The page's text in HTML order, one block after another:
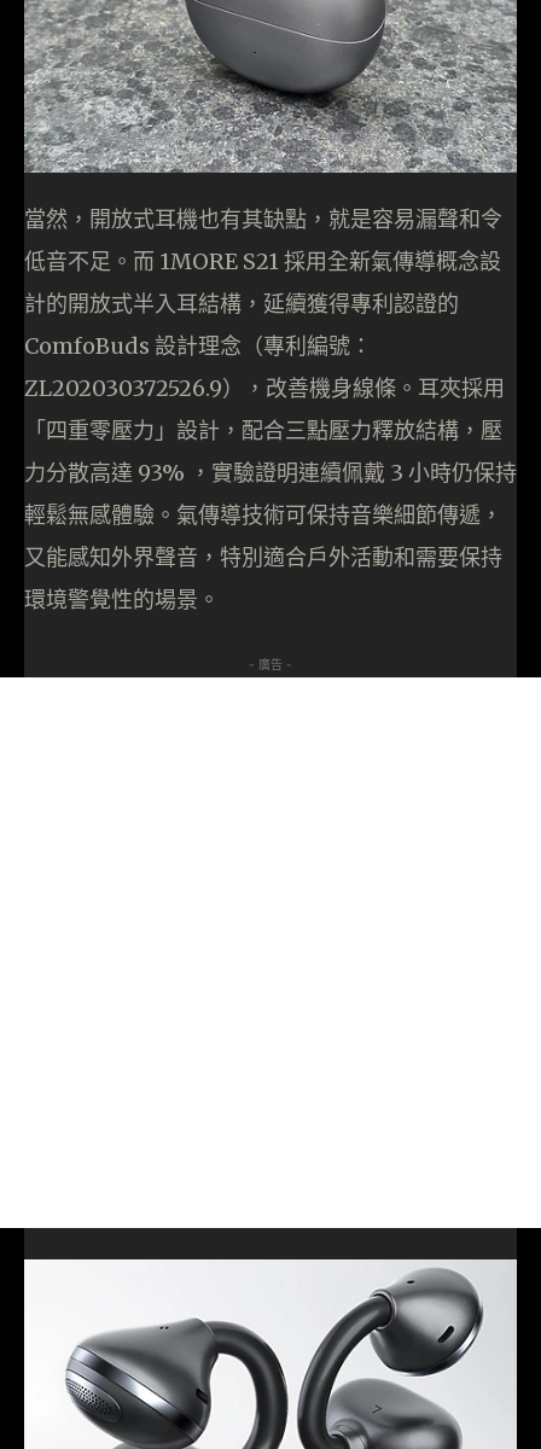
當然，開放式耳機也有其缺點，就是容易漏聲和令
低音不足。而 1MORE S21 採用全新氣傳導概念設
計的開放式半入耳結構，延續獲得專利認證的
ComfoBuds 設計理念（專利編號：
ZL202030372526.9），改善機身線條。耳夾採用
「四重零壓力」設計，配合三點壓力釋放結構，壓
力分散高達 93% ，實驗證明連續佩戴 3 小時仍保持
輕鬆無感體驗。氣傳導技術可保持音樂細節傳遞，
又能感知外界聲音，特別適合戶外活動和需要保持
環境警覺性的場景。
- 廣告 -